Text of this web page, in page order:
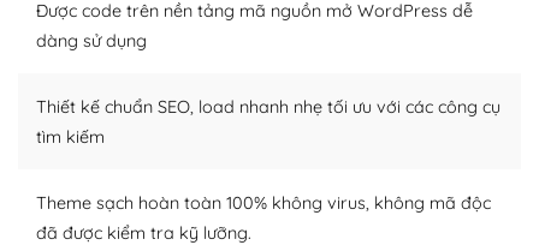
tìm kiếm chúng trên Internet hoặc nhờ chuyên gia.
– Sở hữu một cộng đồng lớn, sẵn sàng hỗ trợ
khổng lồ được kiểm duyệt bởi các nhân viên và những
người cuồng tín WordPress.
Được code trên nền tảng mã nguồn mở WordPress dễ
dàng sử dụng
Thiết kế chuẩn SEO, load nhanh nhẹ tối ưu với các công cụ
tìm kiếm
Theme sạch hoàn toàn 100% không virus, không mã độc
đã được kiểm tra kỹ lưỡng.